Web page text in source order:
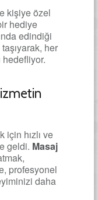
kişiye özel
hediye
edindiği
her
için hızlı ve
geldi. Masaj
profesyonel
daha